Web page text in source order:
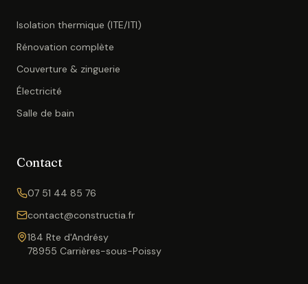
Isolation thermique (ITE/ITI)
Rénovation complète
Couverture & zinguerie
Électricité
Salle de bain
Contact
07 51 44 85 76
contact@constructia.fr
184 Rte d'Andrésy
78955 Carrières-sous-Poissy